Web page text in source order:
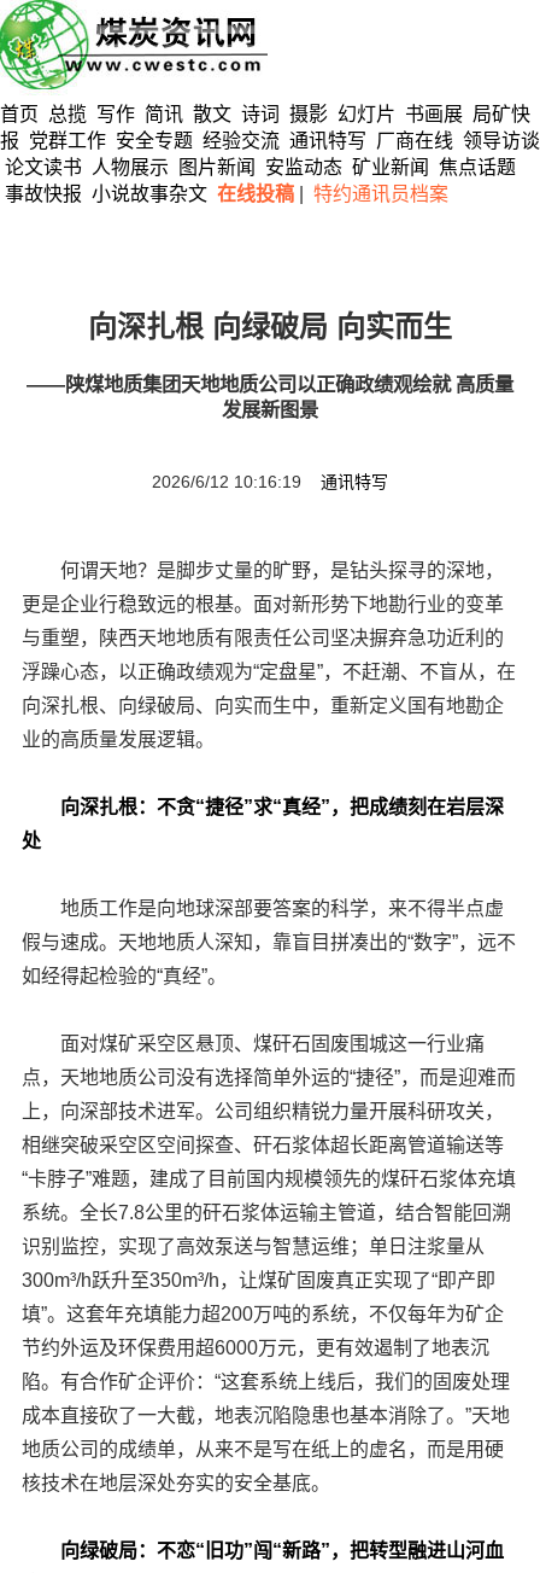
首页 总揽 写作 简讯 散文 诗词 摄影 幻灯片 书画展 局矿快
报 党群工作 安全专题 经验交流 通讯特写 厂商在线 领导访谈
论文读书
人物展示 图片新闻 安监动态 矿业新闻
焦点话题
事故快报 小说故事杂文 在线投稿 特约通讯员档案
向深扎根 向绿破局 向实而生
——陕煤地质集团天地地质公司以正确政绩观绘就 高质量
发展新图景
2026/6/12 10:16:19 通讯特写
何谓天地？是脚步丈量的旷野，是钻头探寻的深地，
更是企业行稳致远的根基。面对新形势下地勘行业的变革
与重塑，陕西天地地质有限责任公司坚决摒弃急功近利的
浮躁心态，以正确政绩观为“定盘星”，不赶潮、不盲从，在
向深扎根、向绿破局、向实而生中，重新定义国有地勘企
业的高质量发展逻辑。
向深扎根：不贪“捷径”求“真经”，把成绩刻在岩层深
处
地质工作是向地球深部要答案的科学，来不得半点虚
假与速成。天地地质人深知，靠盲目拼凑出的“数字”，远不
如经得起检验的“真经”。
面对煤矿采空区悬顶、煤矸石固废围城这一行业痛
点，天地地质公司没有选择简单外运的“捷径”，而是迎难而
上，向深部技术进军。公司组织精锐力量开展科研攻关，
相继突破采空区空间探查、矸石浆体超长距离管道输送等
“卡脖子”难题，建成了目前国内规模领先的煤矸石浆体充填
系统。全长7.8公里的矸石浆体运输主管道，结合智能回溯
识别监控，实现了高效泵送与智慧运维；单日注浆量从
300m³/h跃升至350m³/h，让煤矿固废真正实现了“即产即
填”。这套年充填能力超200万吨的系统，不仅每年为矿企
节约外运及环保费用超6000万元，更有效遏制了地表沉
陷。有合作矿企评价：“这套系统上线后，我们的固废处理
成本直接砍了一大截，地表沉陷隐患也基本消除了。”天地
地质公司的成绩单，从来不是写在纸上的虚名，而是用硬
核技术在地层深处夯实的安全基底。
向绿破局：不恋“旧功”闯“新路”，把转型融进山河血